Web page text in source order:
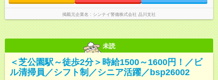
掲載元企業名 シンテイ警備株式会社 品川支社
未読
＜芝公園駅～徒歩2分＞時給1500～1600円！／ビ
ル清掃員／シフト制／シニア活躍／bsp26002